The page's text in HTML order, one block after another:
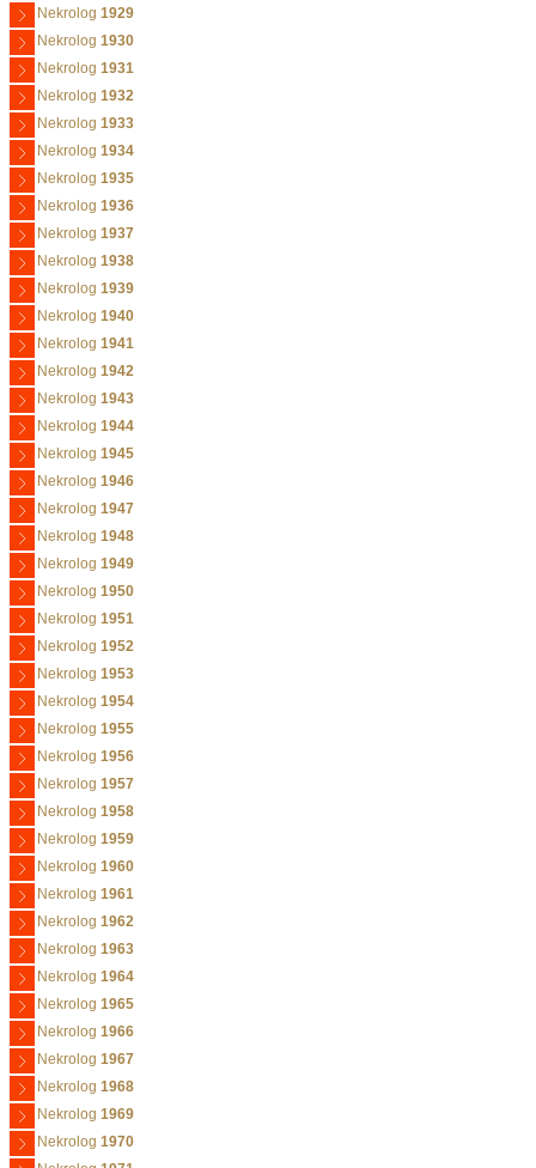
Nekrolog 1929
Nekrolog 1930
Nekrolog 1931
Nekrolog 1932
Nekrolog 1933
Nekrolog 1934
Nekrolog 1935
Nekrolog 1936
Nekrolog 1937
Nekrolog 1938
Nekrolog 1939
Nekrolog 1940
Nekrolog 1941
Nekrolog 1942
Nekrolog 1943
Nekrolog 1944
Nekrolog 1945
Nekrolog 1946
Nekrolog 1947
Nekrolog 1948
Nekrolog 1949
Nekrolog 1950
Nekrolog 1951
Nekrolog 1952
Nekrolog 1953
Nekrolog 1954
Nekrolog 1955
Nekrolog 1956
Nekrolog 1957
Nekrolog 1958
Nekrolog 1959
Nekrolog 1960
Nekrolog 1961
Nekrolog 1962
Nekrolog 1963
Nekrolog 1964
Nekrolog 1965
Nekrolog 1966
Nekrolog 1967
Nekrolog 1968
Nekrolog 1969
Nekrolog 1970